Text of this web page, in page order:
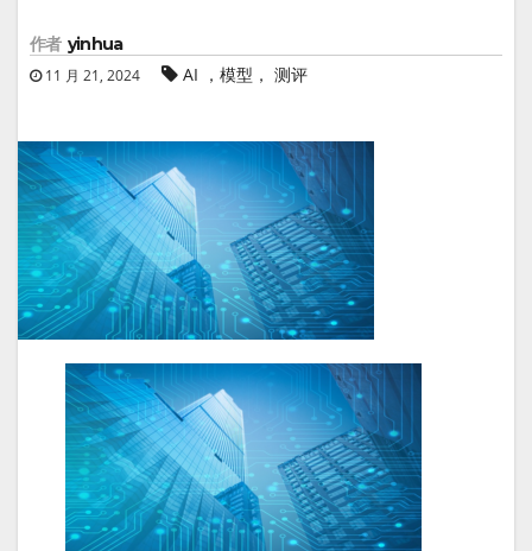
作者 yinhua
11 月 21, 2024 AI ，模型， 测评